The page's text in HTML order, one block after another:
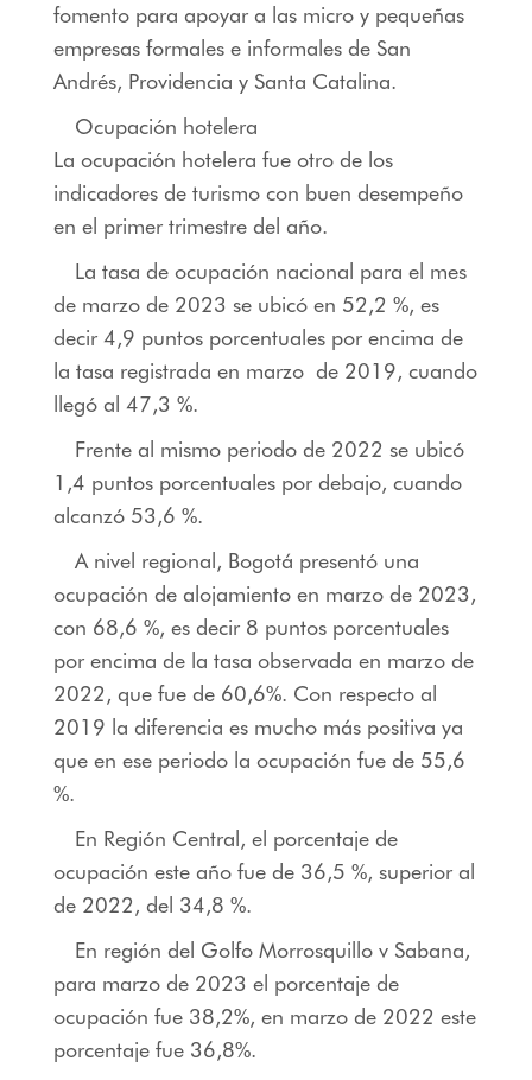
fomento para apoyar a las micro y pequeñas
empresas formales e informales de San
Andrés, Providencia y Santa Catalina.
Ocupación hotelera
La ocupación hotelera fue otro de los
indicadores de turismo con buen desempeño
en el primer trimestre del año.
La tasa de ocupación nacional para el mes
de marzo de 2023 se ubicó en 52,2 %, es
decir 4,9 puntos porcentuales por encima de
la tasa registrada en marzo de 2019, cuando
llegó al 47,3 %.
Frente al mismo periodo de 2022 se ubicó
1,4 puntos porcentuales por debajo, cuando
alcanzó 53,6 %.
A nivel regional, Bogotá presentó una
ocupación de alojamiento en marzo de 2023,
con 68,6 %, es decir 8 puntos porcentuales
por encima de la tasa observada en marzo de
2022, que fue de 60,6%. Con respecto al
2019 la diferencia es mucho más positiva ya
que en ese periodo la ocupación fue de 55,6
%.
En Región Central, el porcentaje de
ocupación este año fue de 36,5 %, superior al
de 2022, del 34,8 %.
En región del Golfo Morrosquillo v Sabana,
para marzo de 2023 el porcentaje de
ocupación fue 38,2%, en marzo de 2022 este
porcentaje fue 36,8%.